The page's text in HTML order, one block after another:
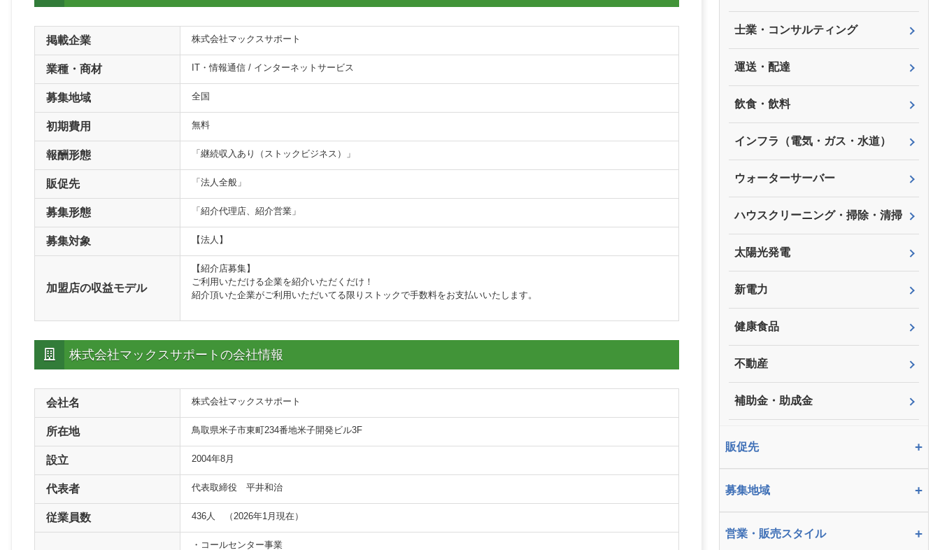
掲載企業 株式会社マックスサポート
業種・商材 IT・情報通信 / インターネットサービス
募集地域 全国
初期費用 無料
報酬形態 「継続収入あり（ストックビジネス）」
販促先 「法人全般」
募集形態 「紹介代理店、紹介営業」
募集対象 【法人】
加盟店の収益モデル
【紹介店募集】
ご利用いただける企業を紹介いただくだけ！
紹介頂いた企業がご利用いただいてる限りストックで手数料をお支払いいたします。
株式会社マックスサポートの会社情報
会社名 株式会社マックスサポート
所在地 鳥取県米子市東町234番地米子開発ビル3F
設立 2004年8月
代表者 代表取締役 平井和治
従業員数 436人 （2026年1月現在）
・コールセンター事業
士業・コンサルティング
運送・配達
飲食・飲料
インフラ（電気・ガス・水道）
ウォーターサーバー
ハウスクリーニング・掃除・清掃
太陽光発電
新電力
健康食品
不動産
補助金・助成金
販促先 +
募集地域 +
営業・販売スタイル +